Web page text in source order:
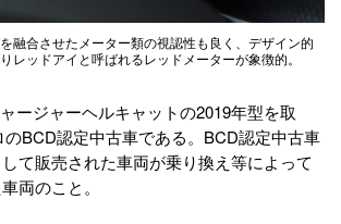
融合させたメーター類の視認性も良く、デザイン的
レッドアイと呼ばれるレッドメーターが象徴的。
ージャーヘルキャットの2019年型を取
BCD認定中古車である。BCD認定中古車
て販売された車両が乗り換え等によって
両のこと。